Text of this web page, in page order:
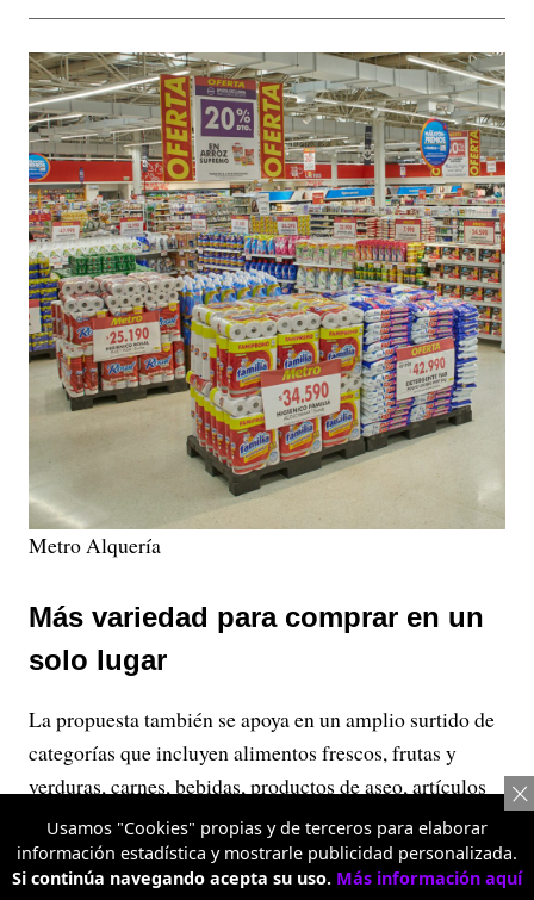
Metro Alquería
Más variedad para comprar en un
solo lugar
La propuesta también se apoya en un amplio surtido de
categorías que incluyen alimentos frescos, frutas y
verduras, carnes, bebidas, productos de aseo, artículos
para el hogar y tecnología.
A esto se suma la presencia de marcas reconocidas,
Usamos "Cookies" propias y de terceros para elaborar
información estadística y mostrarle publicidad personalizada.
Si continúa navegando acepta su uso. Más información aquí